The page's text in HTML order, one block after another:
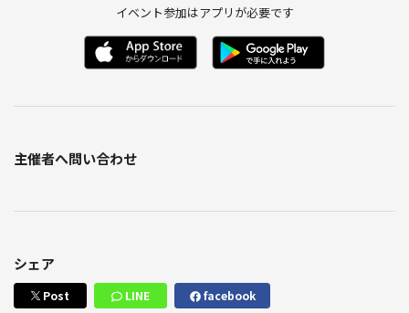
イベント参加はアプリが必要です
主催者へ問い合わせ
シェア
Post LINE facebook